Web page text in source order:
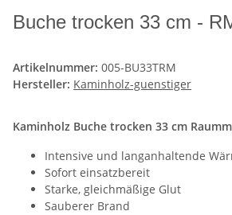
Buche trocken 33 cm -
Artikelnummer: 005-BU33TRM
Hersteller: Kaminholz-guenstiger
Kaminholz Buche trocken 33 cm
Intensive und langanhaltende
Sofort einsatzbereit
Starke, gleichmäßige Glut
Sauberer Brand